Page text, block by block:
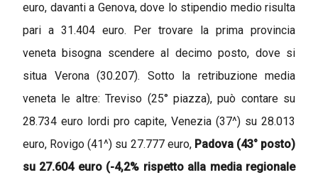
euro, davanti a Genova, dove lo stipendio medio risulta
pari a 31.404 euro. Per trovare la prima provincia
veneta bisogna scendere al decimo posto, dove si
situa Verona (30.207). Sotto la retribuzione media
veneta le altre: Treviso (25° piazza), può contare su
28.734 euro lordi pro capite, Venezia (37^) su 28.013
euro, Rovigo (41^) su 27.777 euro,Padova (43° posto)
su 27.604 euro (-4,2% rispetto alla media regionale